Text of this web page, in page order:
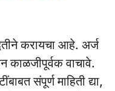
करायचा आहे. अर्ज
काळजीपूर्वक वाचावे.
संपूर्ण माहिती द्या,